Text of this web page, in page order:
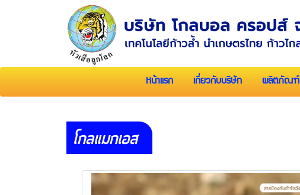
หน้าแรก เกี่ยวกับบริษัท ผลิตภัณฑ์
โกลแมกเอส